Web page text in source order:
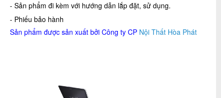
- Sản phẩm đi kèm với hướng dẫn lắp đặt, sử dụng.
- Phiếu bảo hành
Sản phẩm được sản xuất bởi Công ty CP Nội Thất Hòa Phát